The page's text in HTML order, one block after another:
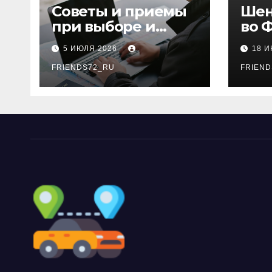
Советы и приемы
при выборе и
бронировании
авиабилетов
5 ИЮЛЯ 2026
FRIENDS72_RU
во
18